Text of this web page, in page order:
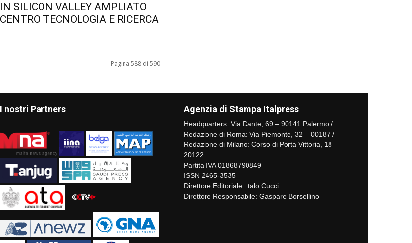
IN SILICON VALLEY AMPLIATO
CENTRO TECNOLOGIA E RICERCA
Pagina 588 di 590
I nostri Partners Agenzia di Stampa Italpress
Headquarters: Via Dante, 69 – 90141 Palermo /
Redazione di Roma: Via Piemonte, 32 – 00187 /
Redazione di Milano: Corso di Porta Vittoria, 18 –
20122
Partita IVA 01868790849
ISSN 2465-3535
Direttore Editoriale: Italo Cucci
Direttore Responsabile: Gaspare Borsellino